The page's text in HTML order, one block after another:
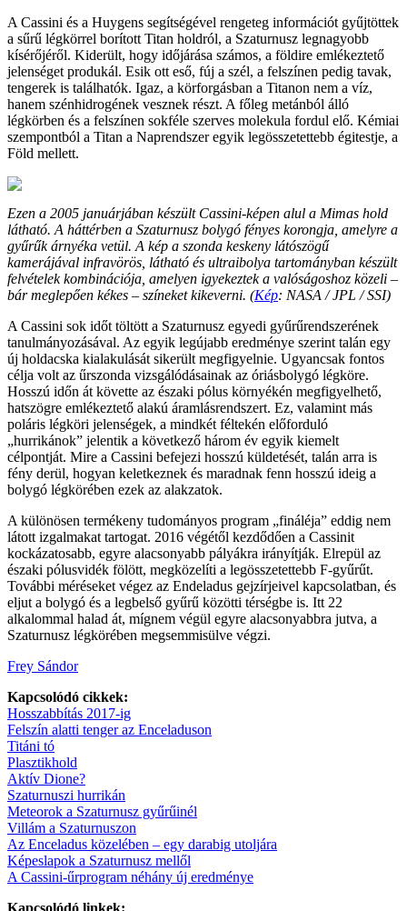
A Cassini és a Huygens segítségével rengeteg információt gyűjtöttek
a sűrű légkörrel borított Titan holdról, a Szaturnusz legnagyobb
kísérőjéről. Kiderült, hogy időjárása számos, a földire emlékeztető
jelenséget produkál. Esik ott eső, fúj a szél, a felszínen pedig tavak,
tengerek is találhatók. Igaz, a körforgásban a Titanon nem a víz,
hanem szénhidrogének vesznek részt. A főleg metánból álló
légkörben és a felszínen sokféle szerves molekula fordul elő. Kémiai
szempontból a Titan a Naprendszer egyik legösszetettebb égitestje, a
Föld mellett.
Ezen a 2005 januárjában készült Cassini-képen alul a Mimas hold
látható. A háttérben a Szaturnusz bolygó fényes korongja, amelyre a
gyűrűk árnyéka vetül. A kép a szonda keskeny látószögű
kamerájával infravörös, látható és ultraibolya tartományban készült
felvételek kombinációja, amelyen igyekeztek a valóságoshoz közeli –
bár meglepően kékes – színeket kikeverni. (Kép: NASA / JPL / SSI)
A Cassini sok időt töltött a Szaturnusz egyedi gyűrűrendszerének
tanulmányozásával. Az egyik legújabb eredménye szerint talán egy
új holdacska kialakulását sikerült megfigyelnie. Ugyancsak fontos
célja volt az űrszonda vizsgálódásainak az óriásbolygó légköre.
Hosszú időn át követte az északi pólus környékén megfigyelhető,
hatszögre emlékeztető alakú áramlásrendszert. Ez, valamint más
poláris légköri jelenségek, a mindkét féltekén előforduló
„hurrikánok” jelentik a következő három év egyik kiemelt
célpontját. Mire a Cassini befejezi hosszú küldetését, talán arra is
fény derül, hogyan keletkeznek és maradnak fenn hosszú ideig a
bolygó légkörében ezek az alakzatok.
A különösen termékeny tudományos program „fináléja” eddig nem
látott izgalmakat tartogat. 2016 végétől kezdődően a Cassinit
kockázatosabb, egyre alacsonyabb pályákra irányítják. Elrepül az
északi pólusvidék fölött, megközelíti a legösszetettebb F-gyűrűt.
További méréseket végez az Endeladus gejzírjeivel kapcsolatban, és
eljut a bolygó és a legbelső gyűrű közötti térségbe is. Itt 22
alkalommal halad át, mígnem végül egyre alacsonyabbra jutva, a
Szaturnusz légkörében megsemmisülve végzi.
Frey Sándor
Kapcsolódó cikkek:
Hosszabbítás 2017-ig
Felszín alatti tenger az Enceladuson
Titáni tó
Plasztikhold
Aktív Dione?
Szaturnuszi hurrikán
Meteorok a Szaturnusz gyűrűinél
Villám a Szaturnuszon
Az Enceladus közelében – egy darabig utoljára
Képeslapok a Szaturnusz mellől
A Cassini-űrprogram néhány új eredménye
Kapcsolódó linkek: